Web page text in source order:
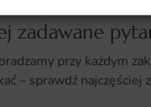
zadawane
przy każdym
– sprawdź najczęściej